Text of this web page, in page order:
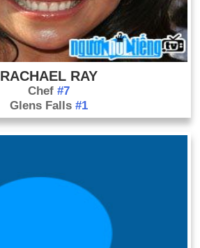
RACHAEL RAY
Chef #7
Glens Falls #1